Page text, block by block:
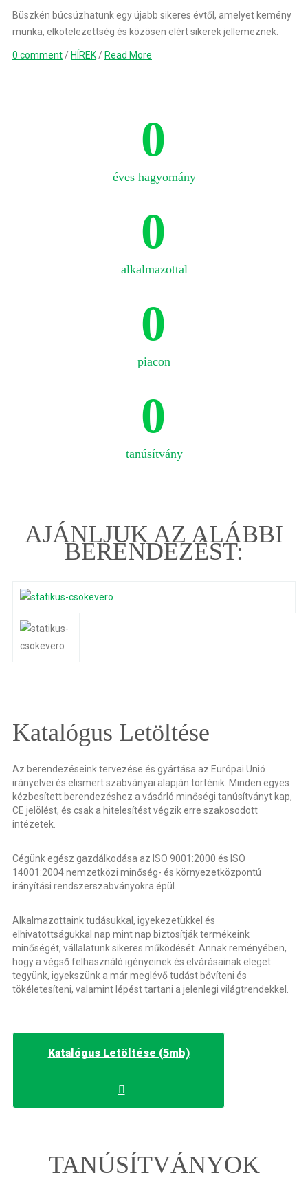
Büszkén búcsúzhatunk egy újabb sikeres évtől, amelyet kemény
munka, elkötelezettség és közösen elért sikerek jellemeznek.
0 comment/ HÍREK/ Read More
0
éves hagyomány
0
alkalmazottal
0
piacon
0
tanúsítvány
AJÁNLJUK AZ ALÁBBI
BERENDEZÉST:
Katalógus Letöltése
Az berendezéseink tervezése és gyártása az Európai Unió
irányelvei és elismert szabványai alapján történik. Minden egyes
kézbesített berendezéshez a vásárló minőségi tanúsítványt kap,
CE jelölést, és csak a hitelesítést végzik erre szakosodott
intézetek.
Cégünk egész gazdálkodása az ISO 9001:2000 és ISO
14001:2004 nemzetközi minőség- és környezetközpontú
irányítási rendszerszabványokra épül.
Alkalmazottaink tudásukkal, igyekezetükkel és
elhivatottságukkal nap mint nap biztosítják termékeink
minőségét, vállalatunk sikeres működését. Annak reményében,
hogy a végső felhasználó igényeinek és elvárásainak eleget
tegyünk, igyekszünk a már meglévő tudást bővíteni és
tökéletesíteni, valamint lépést tartani a jelenlegi világtrendekkel.
Katalógus Letöltése (5mb)
TANÚSÍTVÁNYOK